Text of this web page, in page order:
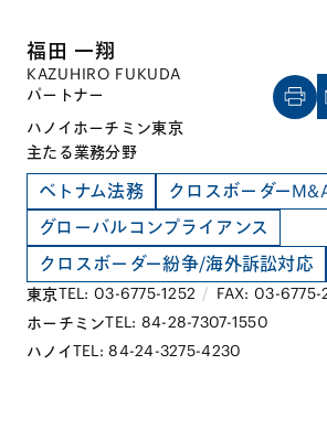
福田 一翔
KAZUHIRO FUKUDA
パートナー
ハノイ ホーチミン東京
主たる業務分野
ベトナム法務
クロスボーダー
グローバルコンプライアンス
クロスボーダー紛争/海外訴訟対応
東京TEL: 03-6775-1252 / FAX: 03-6775-
ホーチミンTEL: 84-28-7307-1550
ハノイTEL: 84-24-3275-4230